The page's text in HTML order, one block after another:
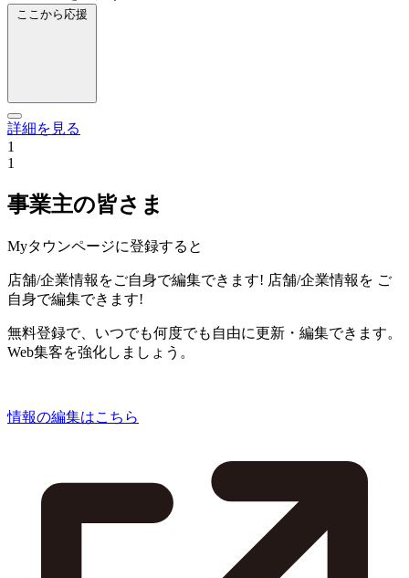
ここから応援
詳細を見る
1
1
事業主の皆さま
Myタウンページに登録すると
店舗/企業情報をご自身で編集できます! 店舗/企業情報を ご
自身で編集できます!
無料登録で、いつでも何度でも自由に更新・編集できます。
Web集客を強化しましょう。
情報の編集はこちら